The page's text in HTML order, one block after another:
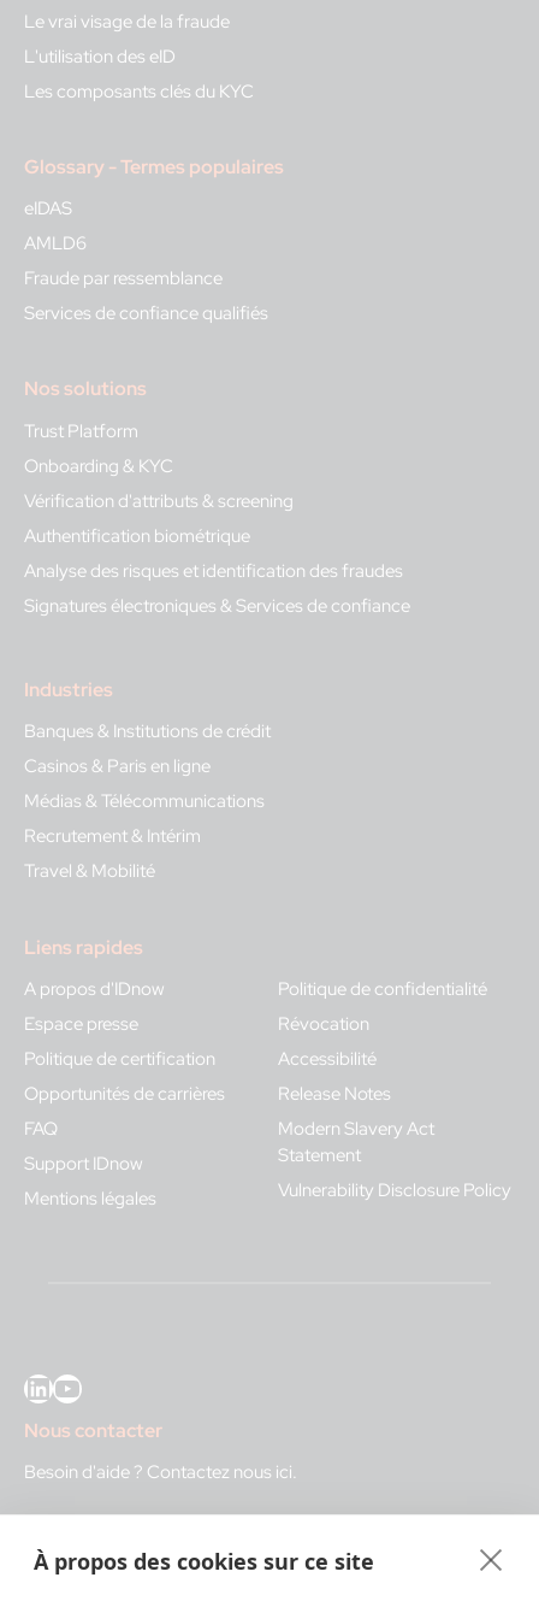
Le vrai visage de la fraude
L'utilisation des eID
Les composants clés du KYC
Glossary - Termes populaires
eIDAS
AMLD6
Fraude par ressemblance
Services de confiance qualifiés
Nos solutions
Trust Platform
Onboarding & KYC
Vérification d'attributs & screening
Authentification biométrique
Analyse des risques et identification des fraudes
Signatures électroniques & Services de confiance
Industries
Banques & Institutions de crédit
Casinos & Paris en ligne
Médias & Télécommunications
Recrutement & Intérim
Travel & Mobilité
Liens rapides
A propos d'IDnow
Espace presse
Politique de certification
Opportunités de carrières
FAQ
Support IDnow
Mentions légales
Politique de confidentialité
Révocation
Accessibilité
Release Notes
Modern Slavery Act
Statement
Vulnerability Disclosure Policy
LinkedIn YouTube
Nous contacter
Besoin d'aide ? Contactez nous ici.
Auenstraße 100, 80469 Munich, Germany
À propos des cookies sur ce site